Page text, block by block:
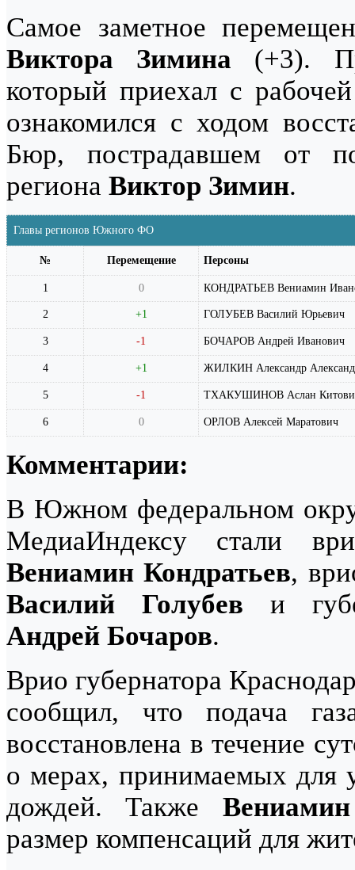
Самое заметное
Виктора Зимина (+3).
который приехал с
ознакомился с ходом
Бюр, пострадавшем от
региона Виктор Зимин.
Главы регионов Южного ФО
№ Перемещение Персоны
1 0 КОНДРАТЬЕВ Вениамин
2 +1 ГОЛУБЕВ Василий Юрьевич
3 -1 БОЧАРОВ Андрей Иванович
4 +1 ЖИЛКИН Александр
5 -1 ТХАКУШИНОВ Аслан
6 0 ОРЛОВ Алексей Маратович
Комментарии:
В Южном федеральном
МедиаИндексу стали
Вениамин Кондратьев,
Василий Голубев и
Андрей Бочаров.
Врио губернатора
сообщил, что подача
восстановлена в течение
о мерах, принимаемых для
дождей. Также
размер компенсаций для